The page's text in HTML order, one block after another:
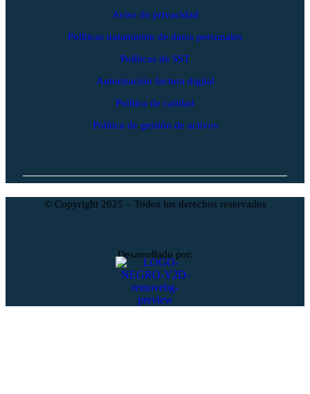
Aviso de privacidad
Políticas tratamiento de datos personales
Políticas de SST
Autorización factura digital
Política de calidad
Política de gestión de activos
© Copyright 2025 – Todos los derechos reservados
Desarrollado por: